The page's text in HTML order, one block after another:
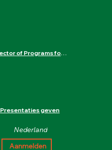
Director of Programs for Liliane Fonds
Presentaties geven
Nederland
Aanmelden